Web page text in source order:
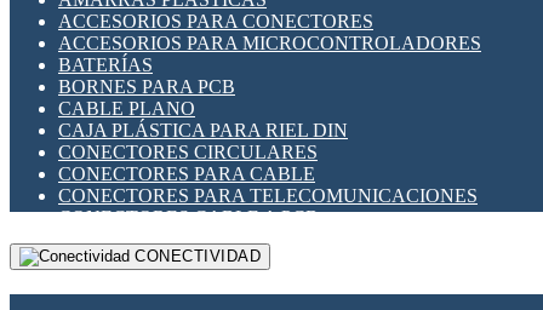
INDICADORES PARA PANEL
INTERFACES DE RELÉ
INTERRUPTORES FIN DE CARRERA
LLAVES CONMUTADORAS
MEDIDORES DE ENERGÍA Y TC'S DE CORRIENTE
MOTORES PASO A PASO
PANTALLAS HMI
PLC -CONTROLADORES LÓGICO PROGRAMABLES
PROGRAMADORES DE HORARIO
RELÉS DE PROTECCIÓN
SENSORES CAPACITIVOS
ACCESORIOS PARA CONECTORES
ACCESORIOS PARA MICROCONTROLADORES
BATERÍAS
BORNES PARA PCB
CABLE PLANO
CAJA PLÁSTICA PARA RIEL DIN
CONECTORES CIRCULARES
CONECTORES PARA CABLE
CONECTORES PARA TELECOMUNICACIONES
CONECTORES CABLE A PCB
CONECTORES PCB A CABLE
DIP SWITCHESCONECTIVIDAD